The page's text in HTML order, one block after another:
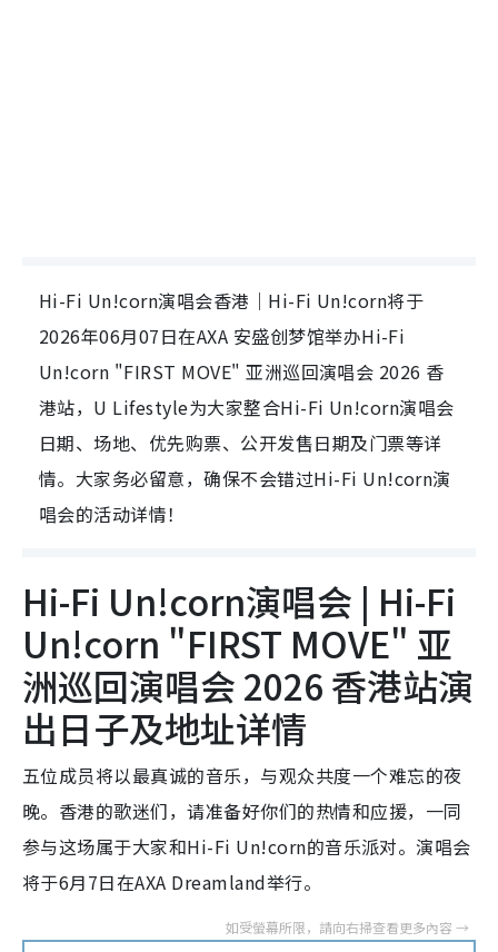
Hi-Fi Un!corn演唱会香港｜Hi-Fi Un!corn将于
2026年06月07日在AXA 安盛创梦馆举办Hi-Fi
Un!corn "FIRST MOVE" 亚洲巡回演唱会 2026 香
港站，U Lifestyle为大家整合Hi-Fi Un!corn演唱会
日期、场地、优先购票、公开发售日期及门票等详
情。大家务必留意，确保不会错过Hi-Fi Un!corn演
唱会的活动详情！
Hi-Fi Un!corn演唱会 | Hi-Fi
Un!corn "FIRST MOVE" 亚
洲巡回演唱会 2026 香港站演
出日子及地址详情
五位成员将以最真诚的音乐，与观众共度一个难忘的夜
晚。香港的歌迷们，请准备好你们的热情和应援，一同
参与这场属于大家和Hi-Fi Un!corn的音乐派对。演唱会
将于6月7日在AXA Dreamland举行。